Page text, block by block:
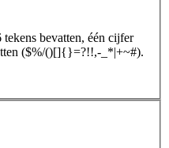
bevatten, één cijfer
($%/()[]{}=?!!,-_*|+~#).